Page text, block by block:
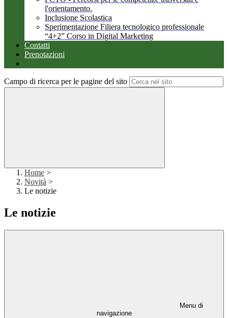
l'orientamento.
Inclusione Scolastica
Sperimentazione Filiera tecnologico professionale
“4+2” Corso in Digital Marketing
Contatti
Prenotazioni
Campo di ricerca per le pagine del sito
Home >
Novità >
Le notizie
Le notizie
Menu di
navigazione